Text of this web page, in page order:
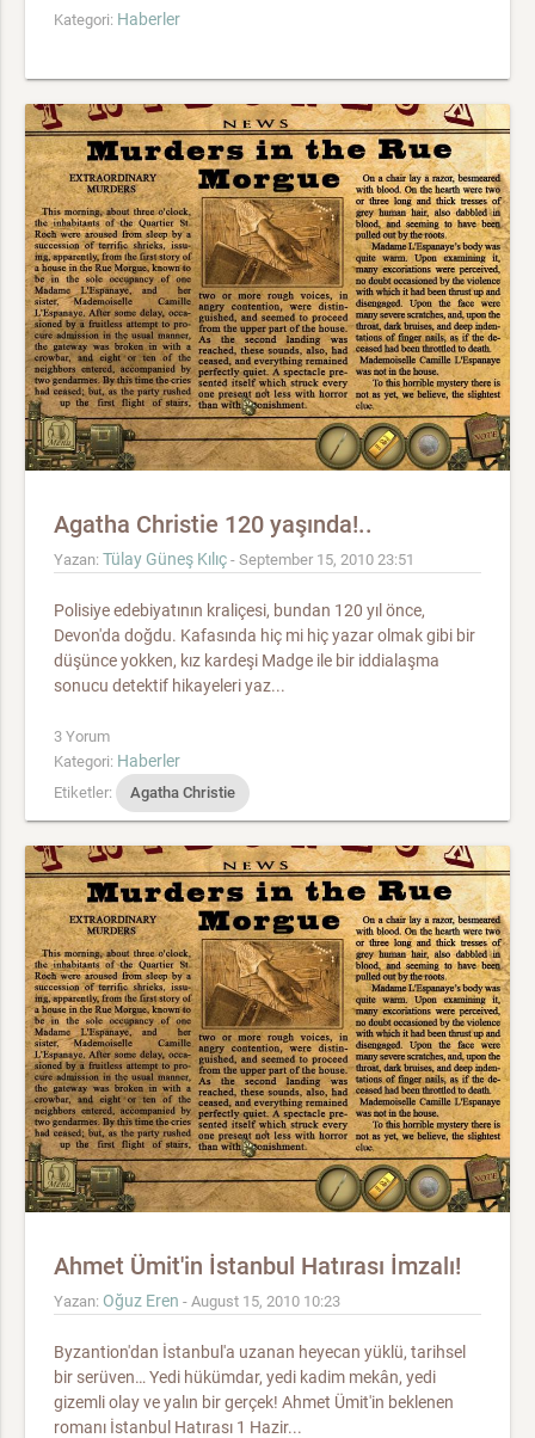
Kategori: Haberler
Agatha Christie 120 yaşında!..
Yazan: Tülay Güneş Kılıç - September 15, 2010 23:51
Polisiye edebiyatının kraliçesi, bundan 120 yıl önce,
Devon'da doğdu. Kafasında hiç mi hiç yazar olmak gibi bir
düşünce yokken, kız kardeşi Madge ile bir iddialaşma
sonucu detektif hikayeleri yaz...
3 Yorum
Kategori: Haberler
Etiketler: Agatha Christie
Ahmet Ümit'in İstanbul Hatırası İmzalı!
Yazan: Oğuz Eren - August 15, 2010 10:23
Byzantion'dan İstanbul'a uzanan heyecan yüklü, tarihsel
bir serüven… Yedi hükümdar, yedi kadim mekân, yedi
gizemli olay ve yalın bir gerçek! Ahmet Ümit'in beklenen
romanı İstanbul Hatırası 1 Hazir...